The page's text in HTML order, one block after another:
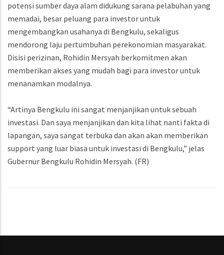
potensi sumber daya alam didukung sarana pelabuhan yang
memadai, besar peluang para investor untuk
mengembangkan usahanya di Bengkulu, sekaligus
mendorong laju pertumbuhan perekonomian masyarakat.
Disisi perizinan, Rohidin Mersyah berkomitmen akan
memberikan akses yang mudah bagi para investor untuk
menanamkan modalnya.
“Artinya Bengkulu ini sangat menjanjikan untuk sebuah
investasi. Dan saya menjanjikan dan kita lihat nanti fakta di
lapangan, saya sangat terbuka dan akan akan memberikan
support yang luar biasa untuk investasi di Bengkulu,” jelas
Gubernur Bengkulu Rohidin Mersyah. (FR)